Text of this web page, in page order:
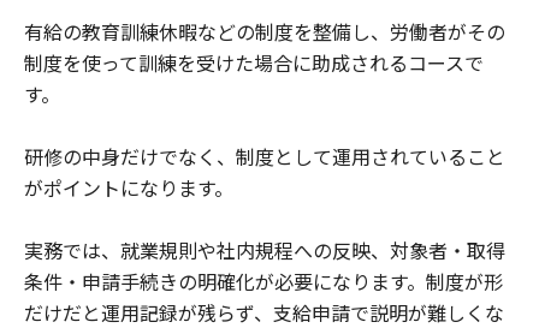
有給の教育訓練休暇などの制度を整備し、労働者がその
制度を使って訓練を受けた場合に助成されるコースで
す。
研修の中身だけでなく、制度として運用されていること
がポイントになります。
実務では、就業規則や社内規程への反映、対象者・取得
条件・申請手続きの明確化が必要になります。制度が形
だけだと運用記録が残らず、支給申請で説明が難しくな